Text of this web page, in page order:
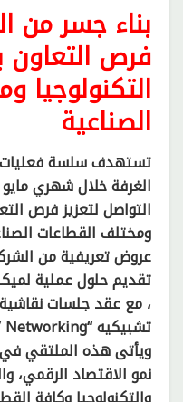
بناء جسر من
فرص التعاون
التكنولوجيا
الصناعية
تستهدف سلسة فعليات
التواصل لتعزيز فرص
ومختلف القطاعات
عروض تعريفية من
تقديم حلول عملية
، مع عقد جلسات نقاشية
تشبيكيه “Networking ” مع الشركات العارضة.
ويأتى هذه الملتقي في
نمو الاقتصاد الرقمي،